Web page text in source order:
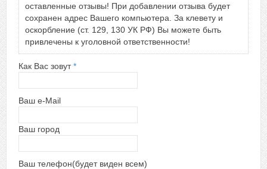
оставленные отзывы! При добавлении отзыва будет
сохранен адрес Вашего компьютера. За клевету и
оскорбление (ст. 129, 130 УК РФ) Вы можете быть
привлечены к уголовной ответственности!
Как Вас зовут*
Ваш e-Mail
Ваш город
Ваш телефон(будет виден всем)